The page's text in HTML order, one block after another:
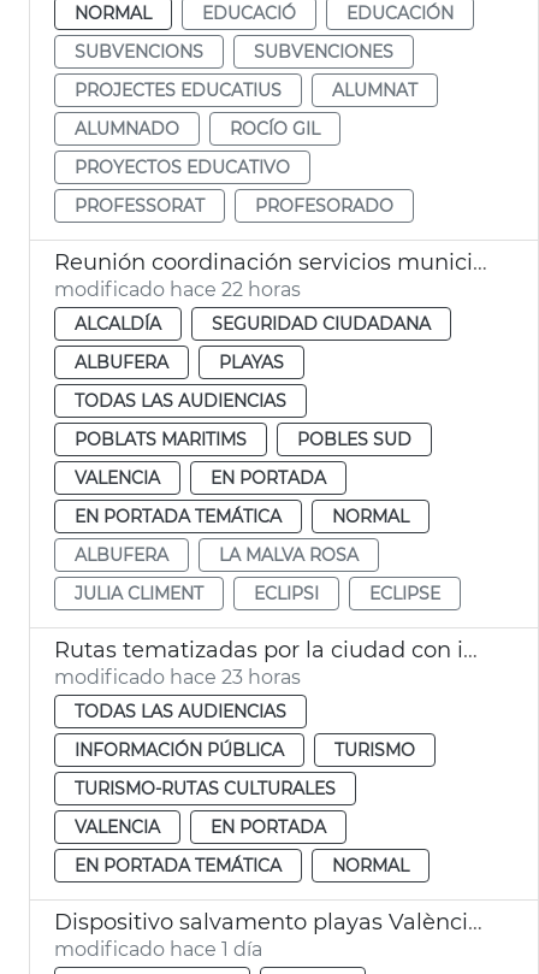
NORMAL
EDUCACIÓ
EDUCACIÓN
SUBVENCIONS
SUBVENCIONES
PROJECTES EDUCATIUS
ALUMNAT
ALUMNADO
ROCÍO GIL
PROYECTOS EDUCATIVO
PROFESSORAT
PROFESORADO
Reunión coordinación servicios municipales eclipse València
modificado hace 22 horas
ALCALDÍA
SEGURIDAD CIUDADANA
ALBUFERA
PLAYAS
TODAS LAS AUDIENCIAS
POBLATS MARITIMS
POBLES SUD
VALENCIA
EN PORTADA
EN PORTADA TEMÁTICA
NORMAL
ALBUFERA
LA MALVA ROSA
JULIA CLIMENT
ECLIPSI ECLIPSE
Rutas tematizadas por la ciudad con intérprete de lengua de signos
modificado hace 23 horas
TODAS LAS AUDIENCIAS
INFORMACIÓN PÚBLICA
TURISMO
TURISMO-RUTAS CULTURALES
VALENCIA
EN PORTADA
EN PORTADA TEMÁTICA
NORMAL
Dispositivo salvamento playas València eclipse
modificado hace 1 día